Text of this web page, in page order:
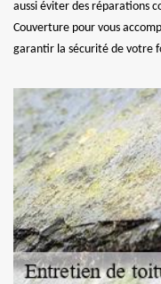
aussi éviter des réparations
Couverture pour vous
garantir la sécurité de votre